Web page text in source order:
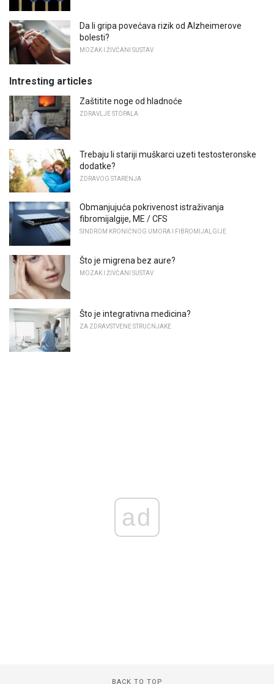
Da li gripa povećava rizik od Alzheimerove
bolesti?
MOZAK I ŽIVČANI SUSTAV
Intresting articles
Zaštitite noge od hladnoće
ZDRAVLJE STOPALA
Trebaju li stariji muškarci uzeti testosteronske
dodatke?
ZDRAVOG STARENJA
Obmanjujuća pokrivenost istraživanja
fibromijalgije, ME / CFS
SINDROM KRONIČNOG UMORA I FIBROMIJALGIJE
Što je migrena bez aure?
MOZAK I ŽIVČANI SUSTAV
Što je integrativna medicina?
ZA ZDRAVSTVENE STRUČNJAKE
ad
BACK TO TOP